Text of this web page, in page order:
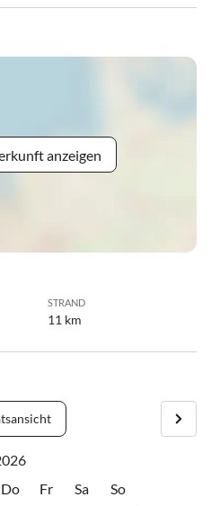
anzeigen
STRAND
11 km
Do Fr Sa So